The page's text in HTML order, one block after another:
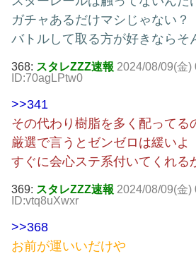
ガチャあるだけマシじゃない？
バトルして取る方が好きならそ
368: スタレZZZ速報 2024/08/09(金)
ID:70agLPtw0
>>341
その代わり樹脂を多く配ってる
厳選で言うとゼンゼロは緩いよ
すぐに会心ステ系付いてくれる
369: スタレZZZ速報 2024/08/09(金)
ID:vtq8uXwxr
>>368
お前が運いいだけや